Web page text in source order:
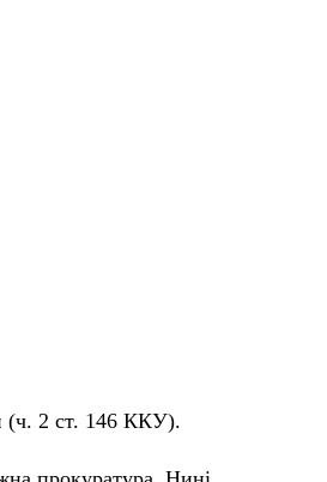
(ч. 2 ст. 146 ККУ).